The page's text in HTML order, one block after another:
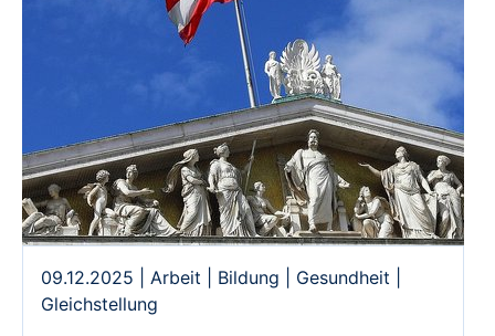
09.12.2025 Arbeit Bildung Gesundheit
Gleichstellung